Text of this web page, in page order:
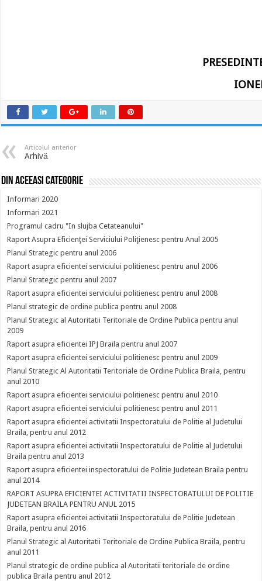
Articolul anterior
Arhivă
Din aceeasi categorie
Informari 2020
Informari 2021
Programul cadru "In slujba Cetateanului"
Raport Asupra Eficienţei Serviciului Poliţienesc pentru Anul 2005
Planul Strategic pentru anul 2006
Raport asupra eficientei serviciului politienesc pentru anul 2006
Planul Strategic pentru anul 2007
Raport asupra eficientei serviciului politienesc pentru anul 2008
Planul strategic de ordine publica pentru anul 2008
Planul Strategic al Autoritatii Teritoriale de Ordine Publica pentru anul
2009
Raport asupra eficientei IPJ Braila pentru anul 2007
Raport asupra eficientei serviciului politienesc pentru anul 2009
Planul Strategic Al Autoritatii Teritoriale de Ordine Publica Braila, pentru
anul 2010
Raport asupra eficientei serviciului politienesc pentru anul 2010
Raport asupra eficientei serviciului politienesc pentru anul 2011
Raport asupra eficientei activitatii Inspectoratului de Politie al Judetului
Braila, pentru anul 2012
Raport asupra eficientei activitatii Inspectoratului de Politie al Judetului
Braila pentru anul 2013
Raport asupra eficientei inspectoratului de Politie Judetean Braila pentru
anul 2014
RAPORT ASUPRA EFICIENTEI ACTIVITATII INSPECTORATULUI DE POLITIE
JUDETEAN BRAILA PENTRU ANUL 2015
Raport asupra eficientei activitatii Inspectoratului de Politie Judetean
Braila, pentru anul 2016
Planul Strategic al Autoritatii Teritoriale de Ordine Publica Braila, pentru
anul 2011
Planul strategic de ordine publica al Autoritatii teritoriale de ordine
publica Braila pentru anul 2012